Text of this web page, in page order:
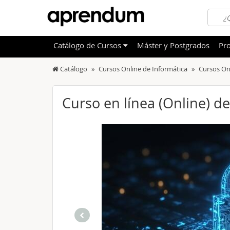
OFERTAS DESTACADAS
Idiomas
Otras
Catálogo Cursos Online de Informática Cursos
Curso en línea (Online)
Catálogo de Cursos Máster y Postgrados